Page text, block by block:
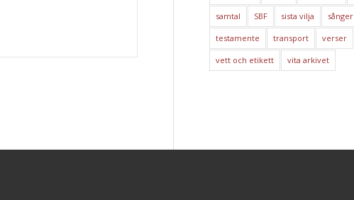
samtal SBF sista vilja sånger
testamente transport verser
vett och etikett vita arkivet